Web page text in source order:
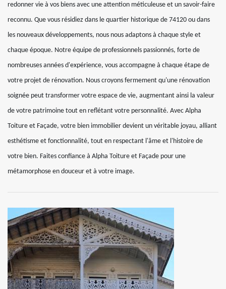
redonner vie à vos biens avec une attention méticuleuse et un savoir-faire
reconnu. Que vous résidiez dans le quartier historique de 74120 ou dans
les nouveaux développements, nous nous adaptons à chaque style et
chaque époque. Notre équipe de professionnels passionnés, forte de
nombreuses années d'expérience, vous accompagne à chaque étape de
votre projet de rénovation. Nous croyons fermement qu'une rénovation
soignée peut transformer votre espace de vie, augmentant ainsi la valeur
de votre patrimoine tout en reflétant votre personnalité. Avec Alpha
Toiture et Façade, votre bien immobilier devient un véritable joyau, alliant
esthétisme et fonctionnalité, tout en respectant l'âme et l'histoire de
votre bien. Faites confiance à Alpha Toiture et Façade pour une
métamorphose en douceur et à votre image.